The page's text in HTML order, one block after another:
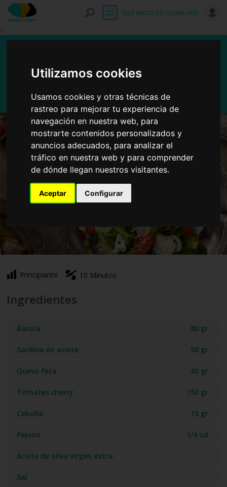
Utilizamos cookies
Usamos cookies y otras técnicas de
rastreo para mejorar tu experiencia de
navegación en nuestra web, para
mostrarte contenidos personalizados y
anuncios adecuados, para analizar el
tráfico en nuestra web y para comprender
de dónde llegan nuestros visitantes.
Aceptar Configurar
>
QUÉ HAGO DE COMER HOY Entrar
sardinas
Principiante 10 Minutos
Ingredientes
Rúcula 80 gr.
Sardina en aceite 50 gr.
Queso feta 40 gr.
Tomates cherry 150 gr.
Cebolla 15 gr.
Pepino 1/4 ud.
Aceite de oliva virgen extra
Sal